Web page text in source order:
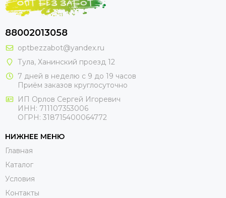
88002013058
optbezzabot@yandex.ru
Тула, Ханинский проезд 12
7 дней в неделю с 9 до 19 часов
Приём заказов круглосуточно
ИП Орлов Сергей Игоревич
ИНН: 711107353006
ОГРН: 318715400064772
НИЖНЕЕ МЕНЮ
Главная
Каталог
Условия
Контакты